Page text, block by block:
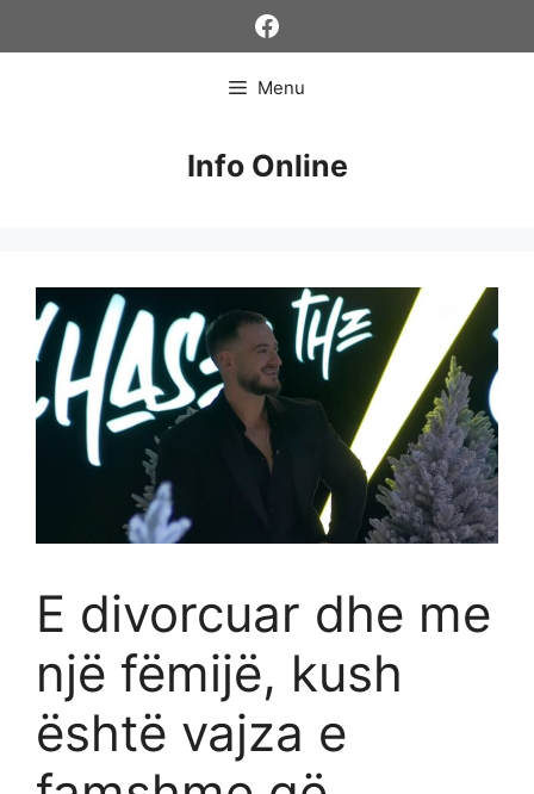
Facebook
Menu
Info Online
E divorcuar dhe me
një fëmijë, kush
është vajza e